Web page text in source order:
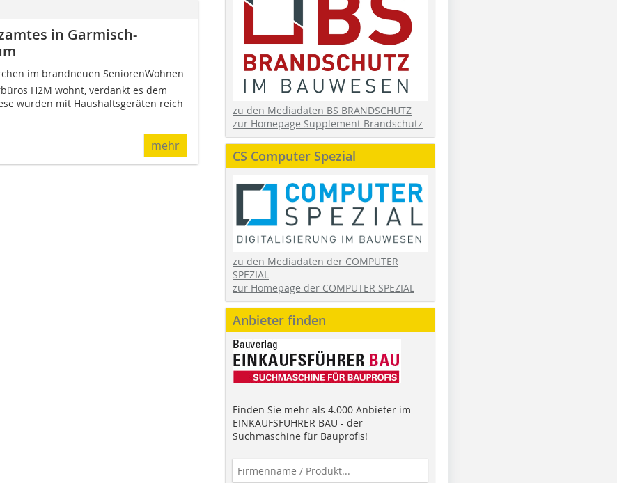
in Garmisch-
im brandneuen SeniorenWohnen
H2M wohnt, verdankt es dem
wurden mit Haushaltsgeräten reich
mehr
zu den Mediadaten BS BRANDSCHUTZ
zur Homepage Supplement Brandschutz
CS Computer Spezial
zu den Mediadaten der COMPUTER
SPEZIAL
zur Homepage der COMPUTER SPEZIAL
Anbieter finden
Finden Sie mehr als 4.000 Anbieter im
EINKAUFSFÜHRER BAU - der
Suchmaschine für Bauprofis!